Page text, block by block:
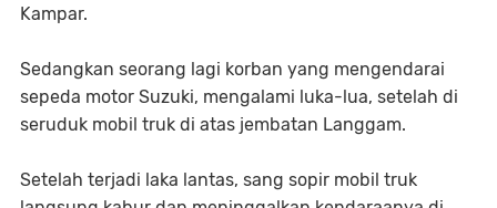
Kampar.
Sedangkan seorang lagi korban yang mengendarai
sepeda motor Suzuki, mengalami luka-lua, setelah di
seruduk mobil truk di atas jembatan Langgam.
Setelah terjadi laka lantas, sang sopir mobil truk